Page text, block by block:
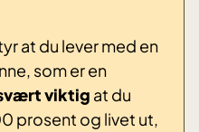
at du lever med en
som er en
viktig at du
prosent og livet ut,